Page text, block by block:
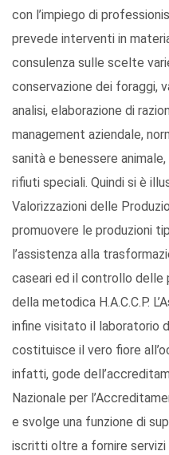
con l’impiego di
prevede interventi in
consulenza sulle scelte
conservazione dei foraggi,
analisi, elaborazione di
management aziendale,
sanità e benessere
rifiuti speciali. Quindi si è
Valorizzazioni delle
promuovere le produzioni
l’assistenza alla
caseari ed il controllo delle
della metodica H.A.C.C.P.
infine visitato il laboratorio
costituisce il vero fiore
infatti, gode
Nazionale per
e svolge una funzione di
iscritti oltre a fornire